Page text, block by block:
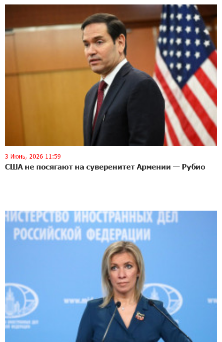
3 Июнь, 2026 11:59
США не посягают на суверенитет Армении — Рубио